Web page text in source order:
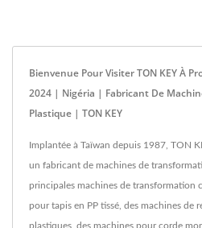
Bienvenue Pour Visiter TON KEY À
2024 | Nigéria | Fabricant De
Plastique | TON KEY
Implantée à Taïwan depuis 1987, TON
un fabricant de machines de
principales machines de transformation
pour tapis en PP tissé, des machines de
plastiques, des machines pour corde